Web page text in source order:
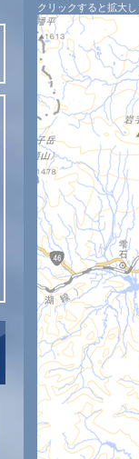
クリックすると拡大し